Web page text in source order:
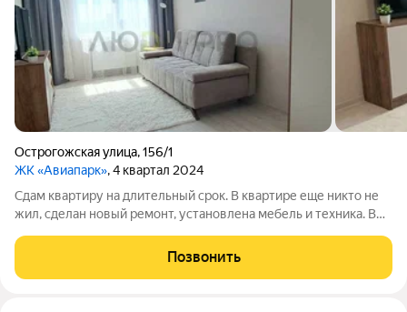
Острогожская улица,156/1
ЖК «Авиапарк», 4 квартал 2024
Сдам квартиру на длительный срок. В квартире еще никто не
жил, сделан новый ремонт, установлена мебель и техника. В
центр, остановка общественного транспорта, лесо-парковая
зона. До центра
Позвонить